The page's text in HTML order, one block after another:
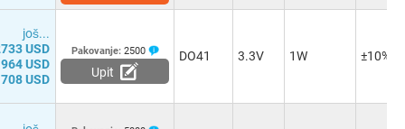
јоš...
USD
USD
USD
Pakovanje: 2500
Upit
DO41 3.3V 1W ±10%